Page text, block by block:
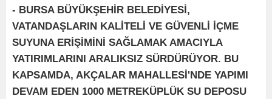
- BURSA BÜYÜKŞEHİR BELEDİYESİ,
VATANDAŞLARIN KALİTELİ VE GÜVENLİ İÇME
SUYUNA ERİŞİMİNİ SAĞLAMAK AMACIYLA
YATIRIMLARINI ARALIKSIZ SÜRDÜRÜYOR. BU
KAPSAMDA, AKÇALAR MAHALLESİ'NDE YAPIMI
DEVAM EDEN 1000 METREKÜPLÜK SU DEPOSU